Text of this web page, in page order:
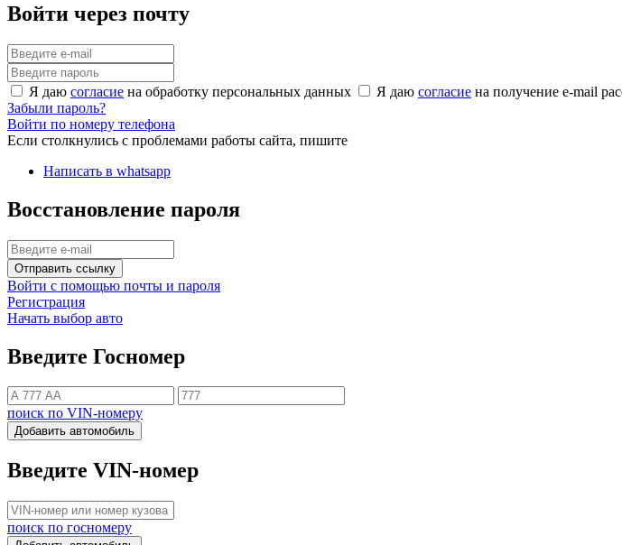
Войти через почту
Я даю согласие на обработку персональных данных Я даю согласие на получение e-mail
Забыли пароль?
Войти по номеру телефона
Если столкнулись с проблемами работы сайта, пишите
Написать в whatsapp
Восстановление пароля
Отправить ссылку
Войти с помощью почты и пароля
Регистрация
Начать выбор авто
Введите Госномер
поиск по VIN-номеру
Добавить автомобиль
Введите VIN-номер
поиск по госномеру